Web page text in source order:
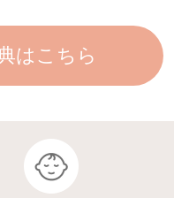
はこちら